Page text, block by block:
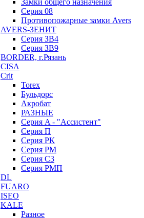
Замки общего назначения
Серия 08
Противопожарные замки Avers
AVERS-ЗЕНИТ
Серия ЗВ4
Серия ЗВ9
BORDER, г.Рязань
CISA
Crit
Torex
Бульдорс
Акробат
РАЗНЫЕ
Серия A - "Ассистент"
Серия П
Серия РК
Серия РМ
Серия С3
Серия РМП
DL
FUARO
ISEO
KALE
Разное